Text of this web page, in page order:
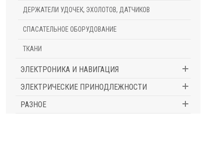
ДЕРЖАТЕЛИ УДОЧЕК, ЭХОЛОТОВ, ДАТЧИКОВ
СПАСАТЕЛЬНОЕ ОБОРУДОВАНИЕ
ТКАНИ
ЭЛЕКТРОНИКА И НАВИГАЦИЯ
ЭЛЕКТРИЧЕСКИЕ ПРИНОДЛЕЖНОСТИ
РАЗНОЕ